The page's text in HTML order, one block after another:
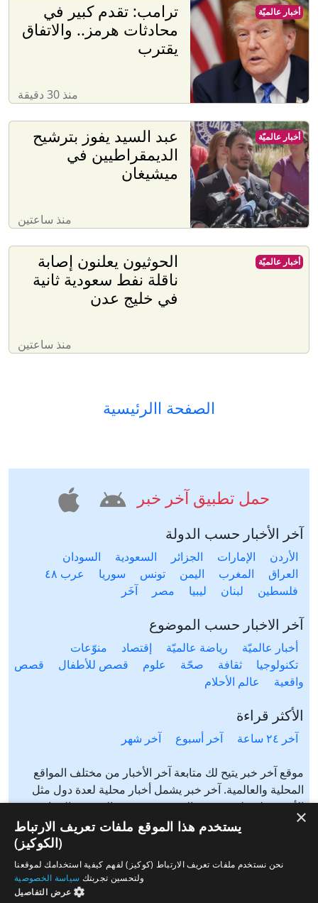
ترامب: تقدم كبير في
محادثات هرمز.. والاتفاق
يقترب
منذ 30 دقيقة
أخبار عالميّة
عبد السيد يفوز بترشيح
الديمقراطيين في
ميشيغان
منذ ساعتين
أخبار عالميّة
الحوثيون يعلنون إصابة
ناقلة نفط سعودية ثانية
في خليج عدن
منذ ساعتين
أخبار عالميّة
الصفحة االرئيسية
حمل تطبيق آخر خبر
آخر الأخبار حسب الدولة
الأردن الإمارات الجزائر السعودية
السودان
العراق
المغرب اليمن تونس سوريا
عرب ٤٨
فلسطين
لبنان ليبيا مصر آخَر
آخر الاخبار حسب الموضوع
أخبار عالميّة رياضة عالميّة إقتصاد
منوّعات
تكنولوجيا
ثقافة صحّة علوم قصص للأطفال
قصص
واقعية
عالم الأحلام
الأكثر قراءة
آخر ٢٤ ساعة آخر أسبوع آخر شهر
موقع آخر خبر يتيح لك متابعة آخر الأخبار من مختلف المواقع
المحلية والعالمية. آخر خبر يشمل أخبار محلية لعدة دول مثل
الأردن، فلسطين، مصر، السعودية، تونس، المغرب، الجزائر،
عرب ٤٨، لبنان، العراق، اليمن وغيرها آخر خبر يتيح متابعة أخبار
من شتى المواضيع مثل: أخبار محلية، أخبار عالمية، رياضة،
إقتصاد، ثقافة، منوعات وغيرها تابع الأخبار المحلية والعالمية من
مختلف المواقع الإخبارية: الجزيرة، العربية، بي بي سي، سي ان
×
يستخدم هذا الموقع ملفات تعريف الارتباط
(الكوكيز)
نحن نستخدم ملفات تعريف الارتباط (كوكيز) لفهم كيفية استخدامك لموقعنا
ولتحسين تجربتك سياسة الخصوصية
عرض التفاصيل